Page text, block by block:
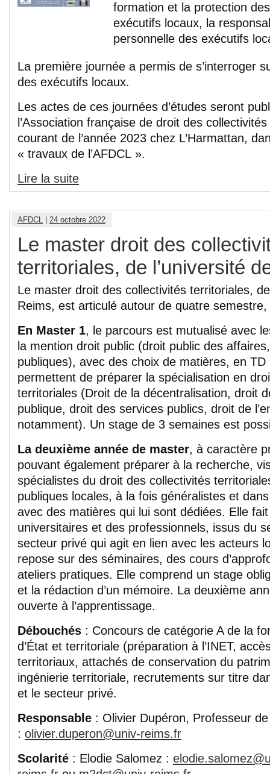
formation et la protection
exécutifs locaux, la
personnelle des exécutifs
La première journée a permis de s’interroger
des exécutifs locaux.
Les actes de ces journées d’études seront
l’Association française de droit des
courant de l’année 2023 chez L’Harmattan,
« travaux de l’AFDCL ».
Lire la suite
AFDCL 24 octobre 2022
Le master droit des
territoriales, de l’université
Le master droit des collectivités territoriales,
Reims, est articulé autour de quatre
En Master 1, le parcours est mutualisé avec
la mention droit public (droit public des
publiques), avec des choix de matières, en
permettent de préparer la spécialisation en
territoriales (Droit de la décentralisation, droit
publique, droit des services publics, droit de
notamment). Un stage de 3 semaines est
La deuxième année de master, à caractère
pouvant également préparer à la recherche,
spécialistes du droit des collectivités
publiques locales, à la fois généralistes et
avec des matières qui lui sont dédiées. Elle
universitaires et des professionnels, issus du
secteur privé qui agit en lien avec les acteurs
repose sur des séminaires, des cours
ateliers pratiques. Elle comprend un stage
et la rédaction d’un mémoire. La deuxième
ouverte à l’apprentissage.
Débouchés : Concours de catégorie A de la
d’État et territoriale (préparation à l’INET,
territoriaux, attachés de conservation du
ingénierie territoriale, recrutements sur titre
et le secteur privé.
Responsable : Olivier Dupéron, Professeur
: olivier.duperon@univ-reims.fr
Scolarité : Elodie Salomez :